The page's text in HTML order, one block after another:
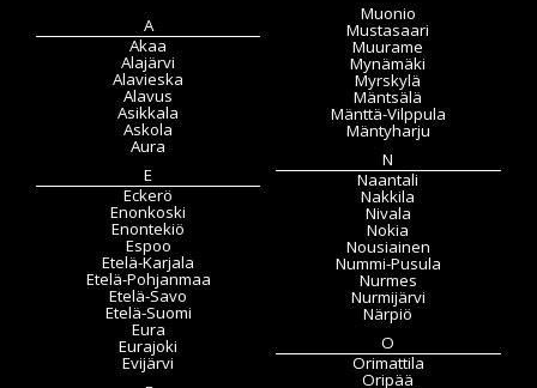
A
Akaa
Alajärvi
Alavieska
Alavus
Asikkala
Askola
Aura
E
Eckerö
Enonkoski
Enontekiö
Espoo
Etelä-Karjala
Etelä-Pohjanmaa
Etelä-Savo
Etelä-Suomi
Eura
Eurajoki
Evijärvi
Muonio
Mustasaari
Muurame
Mynämäki
Myrskylä
Mäntsälä
Mänttä-Vilppula
Mäntyharju
N
Naantali
Nakkila
Nivala
Nokia
Nousiainen
Nummi-Pusula
Nurmes
Nurmijärvi
Närpiö
O
Orimattila
Oripää